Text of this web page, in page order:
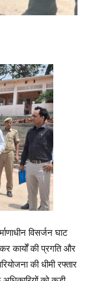
का
ल
गा
ई
फ
ट
का
विसर्जन घाट
कार्यों की प्रगति और
की धीमी रफ्तार